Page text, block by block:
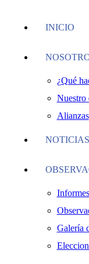
INICIO
¿Qué
Nuestro
Alianzas
NOTICIAS
Galería